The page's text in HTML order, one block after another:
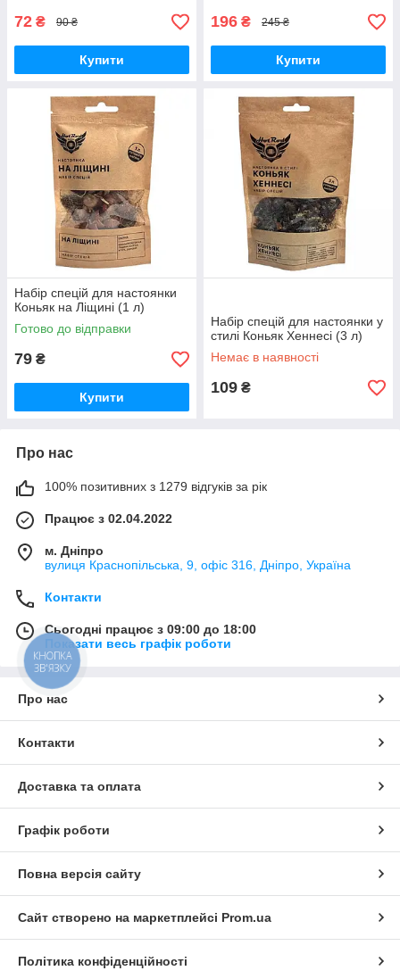
72 ₴ 90 ₴
Купити
196 ₴ 245 ₴
Купити
Набір спецій для настоянки
Коньяк на Ліщині (1 л)
Готово до відправки
79 ₴
Купити
Набір спецій для настоянки у
стилі Коньяк Хеннесі (3 л)
Немає в наявності
109 ₴
Про нас
100% позитивних з 1279 відгуків за рік
Працює з 02.04.2022
м. Дніпро
вулиця Краснопільська, 9, офіс 316, Дніпро, Україна
Контакти
Сьогодні працює з 09:00 до 18:00
Показати весь графік роботи
Про нас
Контакти
Доставка та оплата
Графік роботи
Повна версія сайту
Сайт створено на маркетплейсі Prom.ua
Політика конфіденційності
КНОПКА
ЗВ'ЯЗКУ